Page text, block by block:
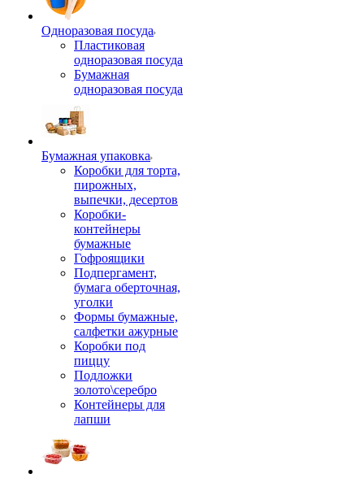
Одноразовая посуда
Пластиковая
одноразовая посуда
Бумажная
одноразовая посуда
Бумажная упаковка
Коробки для торта,
пирожных,
выпечки, десертов
Коробки-
контейнеры
бумажные
Гофроящики
Подпергамент,
бумага оберточная,
уголки
Формы бумажные,
салфетки ажурные
Коробки под
пиццу
Подложки
золото\серебро
Контейнеры для
лапши